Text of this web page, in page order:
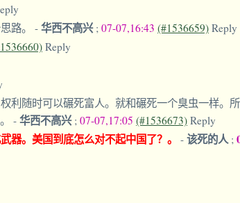
路。 - 华西不高兴 ; 07-07,16:43 (#1536659) Reply
Reply
利随时可以碾死富人。就和碾死一个臭虫一样。
- 华西不高兴 ; 07-07,17:05 (#1536673) Reply
器。美国到底怎么对不起中国了？。 - 该死的人 ;